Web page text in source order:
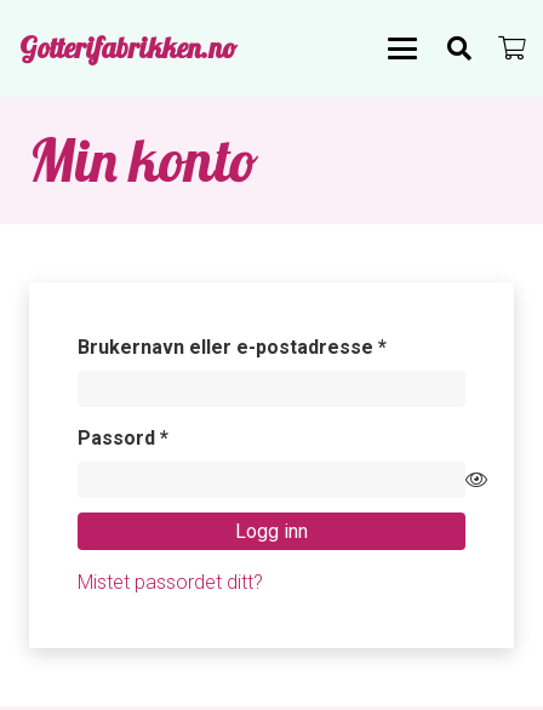
Gotterifabrikken.no
Min konto
Brukernavn eller e-postadresse *Påkrevd
Passord *Påkrevd
Logg inn
Mistet passordet ditt?